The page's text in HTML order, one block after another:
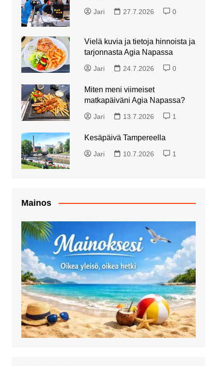
Jari 27.7.2026 0
Vielä kuvia ja tietoja hinnoista ja
tarjonnasta Agia Napassa
Jari 24.7.2026 0
Miten meni viimeiset
matkapäiväni Agia Napassa?
Jari 13.7.2026 1
Kesäpäivä Tampereella
Jari 10.7.2026 1
Mainos